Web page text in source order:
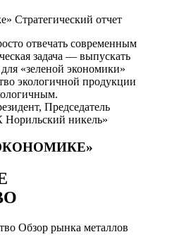
Стратегический отчет
отвечать современным
задача — выпускать
«зеленой экономики»
экологичной продукции
Председатель
никель»
Обзор рынка металлов